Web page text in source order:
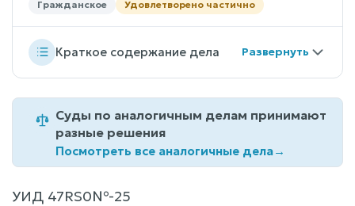
Гражданское Удовлетворено частично
Краткое содержание дела
Суды по аналогичным делам принимают
разные решения
Посмотреть все аналогичные дела→
УИД 47RS0№-25